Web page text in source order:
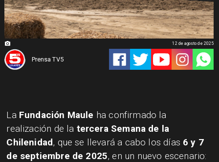
Prensa TV5
12 de agosto de 2025
La Fundación Maule ha confirmado la
realización de la tercera Semana de la
Chilenidad, que se llevará a cabo los días 6 y 7
de septiembre de 2025, en un nuevo escenario: